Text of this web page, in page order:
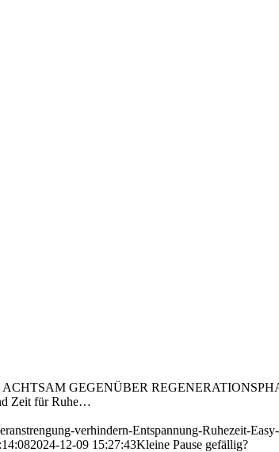
GEGENÜBER
Zeit für Ruhe…
verhindern-Entspannung-Ruhezeit-
2024-12-09 15:27:43Kleine Pause gefällig?